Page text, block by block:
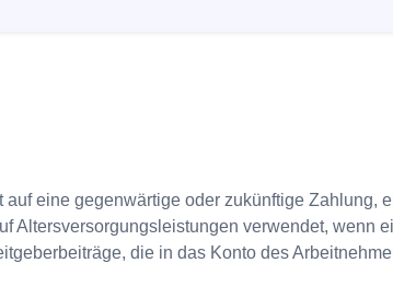
eine gegenwärtige oder zukünftige Zahlung,
Altersversorgungsleistungen verwendet, wenn
die in das Konto des